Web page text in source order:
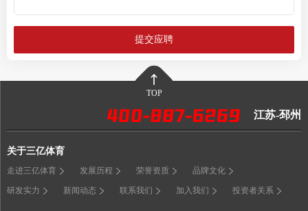
TOP
江苏-邳州
关于三亿体育
走进三亿体育 发展历程 荣誉资质 品牌文化
研发实力 新闻动态 联系我们 加入我们 投资者关系